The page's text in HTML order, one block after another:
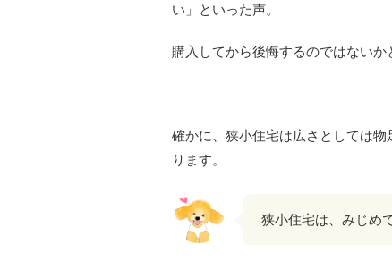
い」といった声。
購入してから後悔するのではないか
確かに、狭小住宅は広さとしては
ります。
狭小住宅は、みじめ